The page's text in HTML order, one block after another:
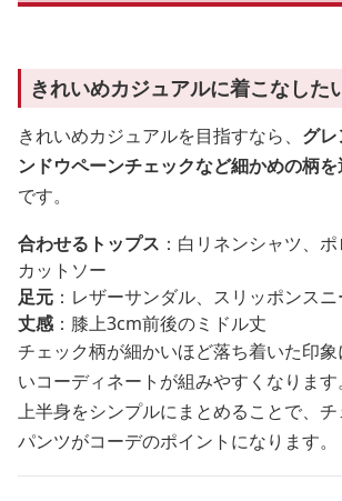
きれいめカジュアルに着こなした
きれいめカジュアルを目指すなら、 グ
ンドウペーンチェックなど細かめの柄
です。
合わせるトップス ：白リネンシャツ、
カットソー
足元 ：レザーサンダル、スリッポンス
丈感：膝上3cm前後のミドル丈
チェック柄が細かいほど落ち着いた印
いコーディネートが組みやすくなります。
上半身をシンプルにまとめることで、チ
パンツがコーデのポイントになります。